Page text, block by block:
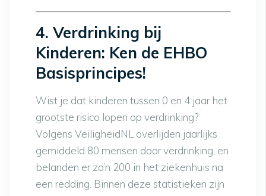
4. Verdrinking bij
Kinderen: Ken de EHBO
Basisprincipes!
Wist je dat kinderen tussen 0 en 4 jaar het
grootste risico lopen op verdrinking?
Volgens VeiligheidNL overlijden jaarlijks
gemiddeld 80 mensen door verdrinking, en
belanden er zo’n 200 in het ziekenhuis na
een redding. Binnen deze statistieken zijn